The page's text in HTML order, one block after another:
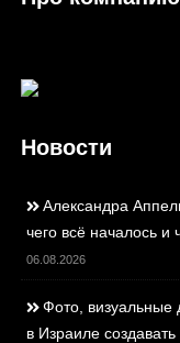
Новости
Александра
чего всё началось и
06.08.2026
Фото, визуальные
в Израиле